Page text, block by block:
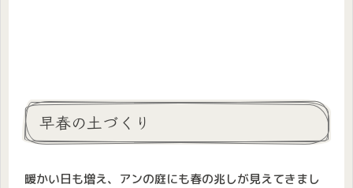
早春の土づくり
暖かい日も増え、アンの庭にも春の兆しが見えてきまし